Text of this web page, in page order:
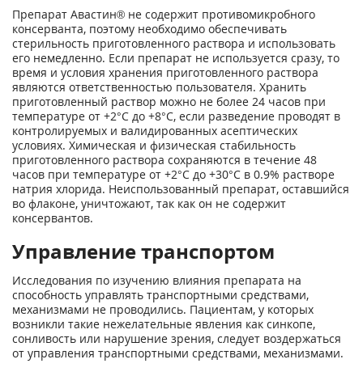
Препарат Авастин® не содержит противомикробного
консерванта, поэтому необходи­мо обеспечивать
стерильность приготовлен­ного раствора и использовать
его немедлен­но. Если препарат не используется сразу, то
время и условия хранения приготовленного раствора
являются ответственностью пользо­вателя. Хранить
приготовленный раствор можно не более 24 часов при
температуре от +2°С до +8°С, если разведение проводят в
контролируемых и валидированных асепти­ческих
условиях. Химическая и физическая стабильность
приготовленного раствора со­храняются в течение 48
часов при температу­ре от +2°С до +30°С в 0.9% растворе
натрия хлорида. Неиспользованный препарат, оставшийся
во флаконе, уничтожают, так как он не содержит
консервантов.
Управление транспортом
Исследования по изучению влияния препарата на
способность управлять транспортными средствами,
механизмами не проводились. Пациентам, у которых
возникли такие нежела­тельные явления как синкопе,
сонливость или нарушение зрения, следует воздержаться
от управления транспортными средствами, механизмами.